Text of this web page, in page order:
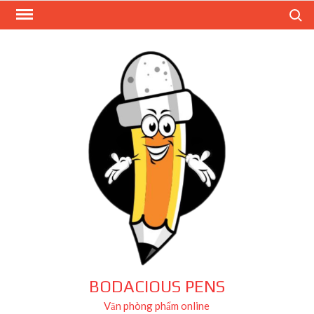
Skip
BODACIOUS PENS
Văn phòng phẩm online